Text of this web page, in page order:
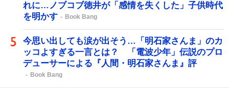
れに…ノブコブ徳井が「感情を失くした」子供時代
を明かす
Book Bang
今思い出しても涙が出そう…「明石家さんま」のカ
ッコよすぎる一言とは？ 「電波少年」伝説のプロ
デューサーによる『人間・明石家さんま』評
Book Bang